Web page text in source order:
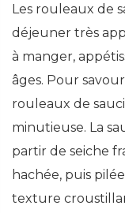
Les rouleaux de
déjeuner très
à manger,
âges. Pour
rouleaux de
minutieuse. La
partir de seiche
hachée, puis
texture